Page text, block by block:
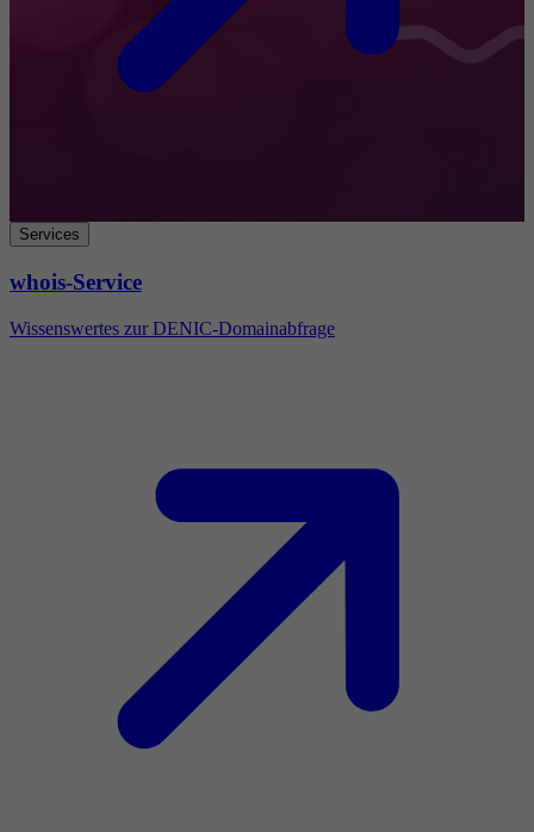
Services
whois-Service
Wissenswertes zur DENIC-Domainabfrage